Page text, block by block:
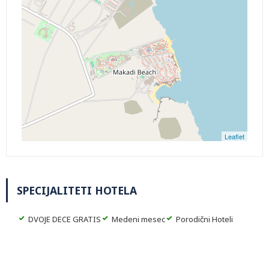
Leaflet
SPECIJALITETI HOTELA
DVOJE DECE GRATIS Medeni mesec Porodični Hoteli